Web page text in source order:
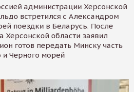
администрации Херсонской
встретился с Александром
поездки в Беларусь. После
Херсонской области заявил
готов передать Минску часть
и Черного морей